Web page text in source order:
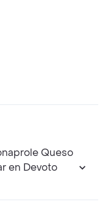
Queso
en Devoto